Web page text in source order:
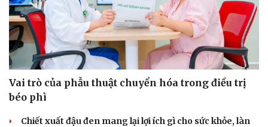
Vai trò của phẫu thuật chuyển hóa trong điều trị
béo phì
Chiết xuất đậu đen mang lại lợi ích gì cho sức khỏe, làn